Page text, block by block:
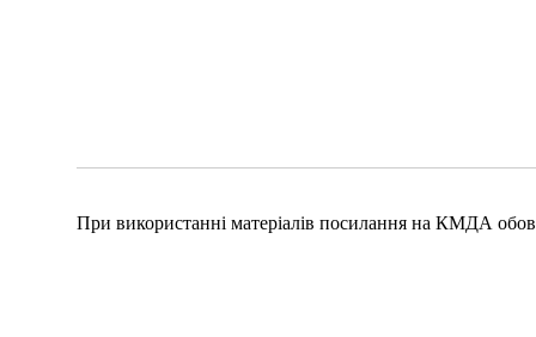
При використанні матеріалів посилання на КМДА